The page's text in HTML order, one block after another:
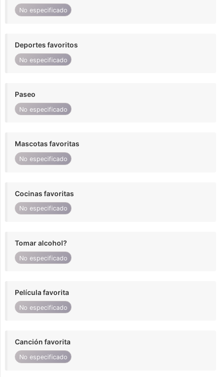
No especificado
Deportes favoritos
No especificado
Paseo
No especificado
Mascotas favoritas
No especificado
Cocinas favoritas
No especificado
Tomar alcohol?
No especificado
Película favorita
No especificado
Canción favorita
No especificado